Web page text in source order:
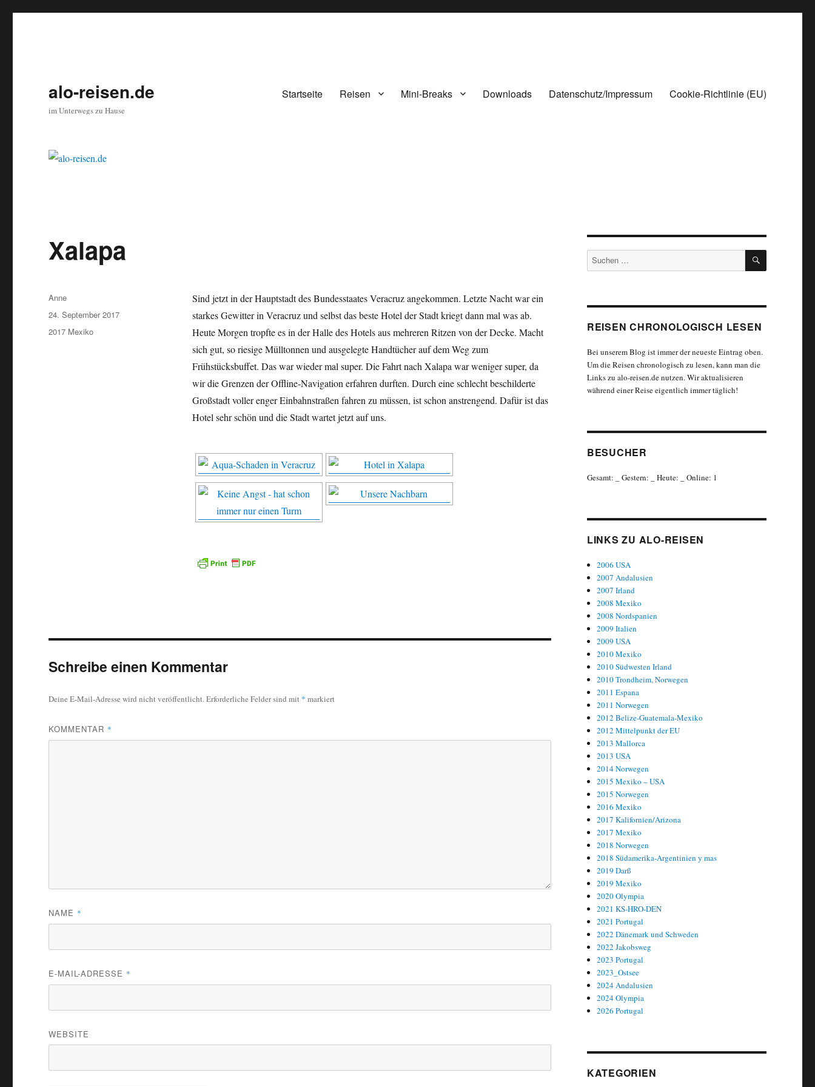
alo-reisen.de
im Unterwegs zu Hause
Startseite Reisen Mini-Breaks Downloads Datenschutz/Impressum Cookie-Richtlinie (EU)
Xalapa
Sind jetzt in der Hauptstadt des Bundesstaates Veracruz angekommen. Letzte Nacht war ein
starkes Gewitter in Veracruz und selbst das beste Hotel der Stadt kriegt dann mal was ab.
Heute Morgen tropfte es in der Halle des Hotels aus mehreren Ritzen von der Decke. Macht
sich gut, so riesige Mülltonnen und ausgelegte Handtücher auf dem Weg zum
Frühstücksbuffet. Das war wieder mal super. Die Fahrt nach Xalapa war weniger super, da
wir die Grenzen der Offline-Navigation erfahren durften. Durch eine schlecht beschilderte
Großstadt voller enger Einbahnstraßen fahren zu müssen, ist schon anstrengend. Dafür ist das
Hotel sehr schön und die Stadt wartet jetzt auf uns.
Autor
Anne
Veröffentlicht
am
24. September 2017
Kategorien
2017 Mexiko
Schreibe einen Kommentar
Deine E-Mail-Adresse wird nicht veröffentlicht.Erforderliche Felder sind mit * markiert
KOMMENTAR *
NAME *
E-MAIL-ADRESSE *
WEBSITE
Suchen
nach:
SUCHEN
REISEN CHRONOLOGISCH LESEN
Bei unserem Blog ist immer der neueste Eintrag oben.
Um die Reisen chronologisch zu lesen, kann man die
Links zu alo-reisen.de nutzen. Wir aktualisieren
während einer Reise eigentlich immer täglich!
BESUCHER
Gesamt: Gestern: Heute: Online: 1
LINKS ZU ALO-REISEN
2006 USA
2007 Andalusien
2007 Irland
2008 Mexiko
2008 Nordspanien
2009 Italien
2009 USA
2010 Mexiko
2010 Südwesten Irland
2010 Trondheim, Norwegen
2011 Espana
2011 Norwegen
2012 Belize-Guatemala-Mexiko
2012 Mittelpunkt der EU
2013 Mallorca
2013 USA
2014 Norwegen
2015 Mexiko – USA
2015 Norwegen
2016 Mexiko
2017 Kalifornien/Arizona
2017 Mexiko
2018 Norwegen
2018 Südamerika-Argentinien y mas
2019 Darß
2019 Mexiko
2020 Olympia
2021 KS-HRO-DEN
2021 Portugal
2022 Dänemark und Schweden
2022 Jakobsweg
2023 Portugal
2023_Ostsee
2024 Andalusien
2024 Olympia
2026 Portugal
KATEGORIEN